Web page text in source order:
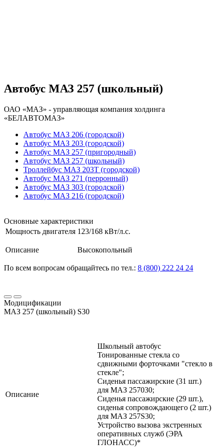
Автобус МАЗ 257 (школьный)
ОАО «МАЗ» - управляющая компания холдинга
«БЕЛАВТОМАЗ»
Автобус МАЗ 206 (городской)
Автобус МАЗ 203 (городской)
Автобус МАЗ 257 (пригородный)
Автобус МАЗ 257 (школьный)
Троллейбус МАЗ 203Т (городской)
Автобус МАЗ 271 (перронный)
Автобус МАЗ 303 (городской)
Автобус МАЗ 216 (городской)
Основные характеристики
Мощность двигателя 123/168 кВт/л.с.
Описание Высокопольный
По всем вопросам обращайтесь по тел.: 8 (800) 222 24 24
Модицификации
МАЗ 257 (школьный) S30
Описание
Школьный автобус
Тонированные стекла со
сдвижными форточками "стекло в
стекле";
Сиденья пассажирские (31 шт.)
для МАЗ 257030;
Сиденья пассажирские (29 шт.),
сиденья сопровождающего (2 шт.)
для МАЗ 257S30;
Устройство вызова экстренных
оперативных служб (ЭРА
ГЛОНАСС)*